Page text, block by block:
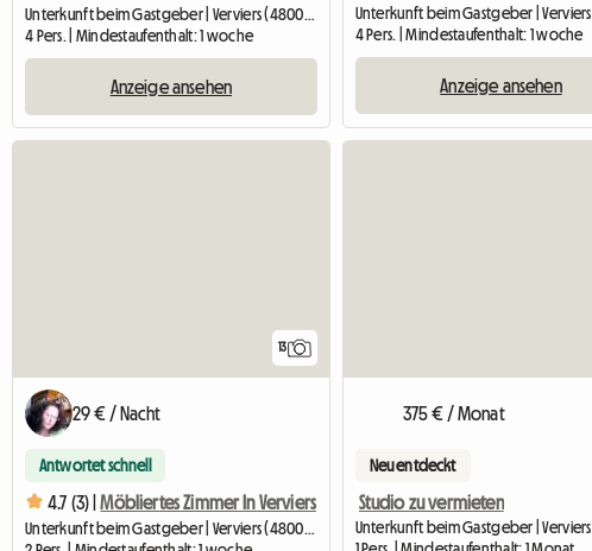
4 Pers. | Mindestaufenthalt: 1 woche
Anzeige ansehen
4 Pers. | Mindestaufenthalt: 1 woche
Anzeige ansehen
13
29 € / Nacht
Antwortet schnell
4.7 (3) | Möbliertes Zimmer In Verviers
Unterkunft beim Gastgeber | Verviers (4800) | 16 M2
375 € / Monat
Neu entdeckt
Studio zu vermieten
Unterkunft beim Gastgeber | Verviers